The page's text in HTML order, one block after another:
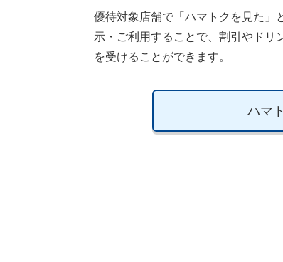
優待対象店舗で「ハマトクを見た」
示・ご利用することで、割引やドリ
を受けることができます。
ハマ